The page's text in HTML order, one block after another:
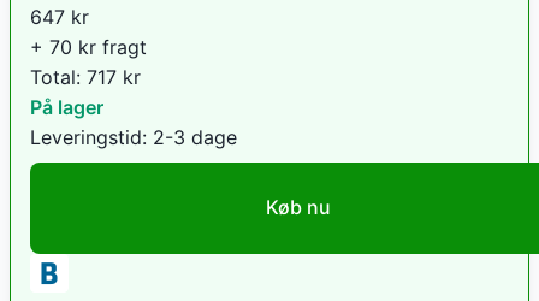
647 kr
+ 70 kr fragt
Total: 717 kr
På lager
Leveringstid: 2-3 dage
Køb nu